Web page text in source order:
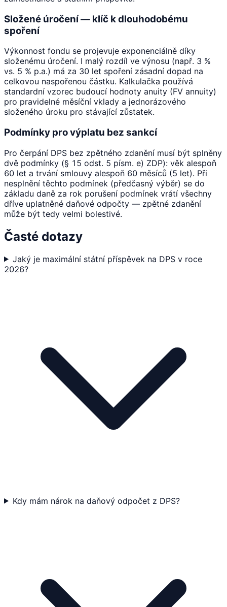
Složené úročení — klíč k dlouhodobému
spoření
Výkonnost fondu se projevuje exponenciálně díky
složenému úročení. I malý rozdíl ve výnosu (např. 3 %
vs. 5 % p.a.) má za 30 let spoření zásadní dopad na
celkovou naspořenou částku. Kalkulačka používá
standardní vzorec budoucí hodnoty anuity (FV annuity)
pro pravidelné měsíční vklady a jednorázového
složeného úroku pro stávající zůstatek.
Podmínky pro výplatu bez sankcí
Pro čerpání DPS bez zpětného zdanění musí být splněny
dvě podmínky (§ 15 odst. 5 písm. e) ZDP): věk alespoň
60 let a trvání smlouvy alespoň 60 měsíců (5 let). Při
nesplnění těchto podmínek (předčasný výběr) se do
základu daně za rok porušení podmínek vrátí všechny
dříve uplatněné daňové odpočty — zpětné zdanění
může být tedy velmi bolestivé.
Časté dotazy
Jaký je maximální státní příspěvek na DPS v roce
2026?
Kdy mám nárok na daňový odpočet z DPS?